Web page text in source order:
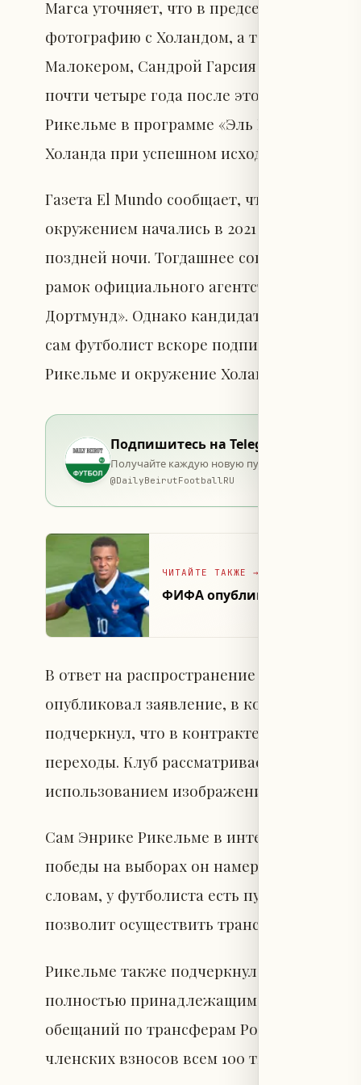
Marca уточняет, что в предсезонный
фотографию с Холандом, а также с
Малокером, Сандрой Гарсия и Санхуаном
почти четыре года после этого снимок
Рикельме в программе «Эль
Холанда при успешном исходе выборов
Газета El Mundo сообщает, что
окружением начались в 2021 году на
поздней ночи. Тогдашнее соглашение с
рамок официального агентства. В тот
Дортмунд». Однако кандидатура
сам футболист вскоре подписал
Рикельме и окружение Холанда
Подпишитесь на Telegram
Получайте каждую новую публикацию в момент
@DailyBeirutFootballRU
ЧИТАЙТЕ ТАКЖЕ →
ФИФА опубликовала список
В ответ на распространение информации
опубликовал заявление, в котором
подчеркнул, что в контракте игрока
переходы. Клуб рассматривает
использованием изображения футболиста
Сам Энрике Рикельме в интервью
победы на выборах он намерен привлечь
словам, у футболиста есть пункт о
позволит осуществить трансфер.
Рикельме также подчеркнул, что клуб не
полностью принадлежащим членам. Он
обещаний по трансферам Родри и
членских взносов всем 100 тысячам